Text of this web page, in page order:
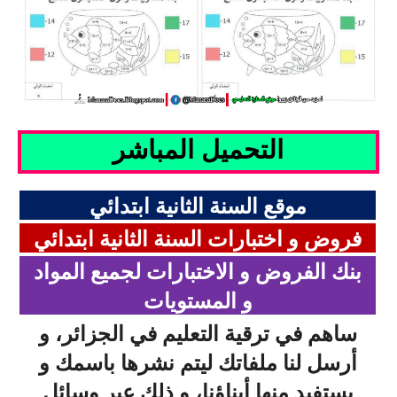
السنة الرابعة متوسط
شهادة التعليم المتوسط
بنك الفروض و الاختبارات
محفظة الأستاذ
بنك مذكرات الاستاذ
بنك التوزيعات الشهرية
دفاتر استاذ التعليم الابتدائي
المسابقات المهنية
البحوث الجاهزة
بحوث اللغة العربية
التحميل المباشر
موقع السنة الثانية ابتدائي
فروض و اختبارات السنة الثانية ابتدائي
بنك الفروض و الاختبارات لجميع المواد
و المستويات
ساهم في ترقية التعليم في الجزائر، و
أرسل لنا ملفاتك ليتم نشرها باسمك و